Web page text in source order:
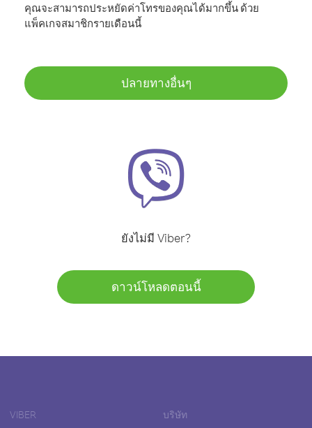
คุณจะสามารถประหยัดค่าโทรของคุณได้มากขึ้น ด้วย
แพ็คเกจสมาชิกรายเดือนนี้
ปลายทางอื่นๆ
ยังไม่มี Viber?
ดาวน์โหลดตอนนี้
VIBER บริษัท